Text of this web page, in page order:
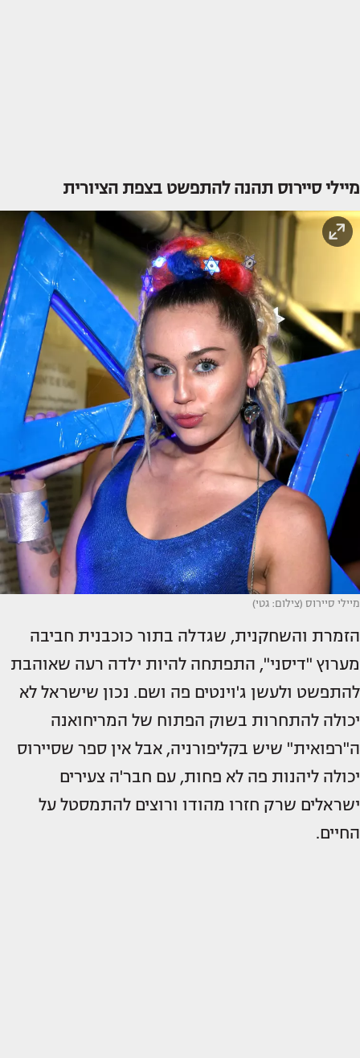
מיילי סיירוס תהנה להתפשט בצפת הציורית
מיילי סיירוס (צילום: גטי)
הזמרת והשחקנית, שגדלה בתור כוכבנית חביבה
מערוץ "דיסני", התפתחה להיות ילדה רעה שאוהבת
להתפשט ולעשן ג'וינטים פה ושם. נכון שישראל לא
יכולה להתחרות בשוק הפתוח של המריחואנה
ה"רפואית" שיש בקליפורניה, אבל אין ספר שסיירוס
יכולה ליהנות פה לא פחות, עם חבר'ה צעירים
ישראלים שרק חזרו מהודו ורוצים להתמסטל על
החיים.